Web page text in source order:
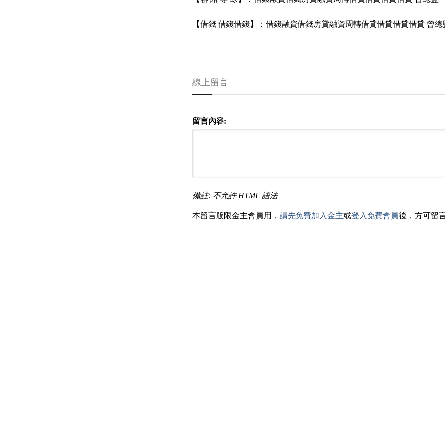
【借錢 借錢借錢】：借錢融資借錢房貸融資周轉借貸借貸借貸借貸 曾總
線上留言
留言內容:
備註: 不允許 HTML 語法
本留言版限金主會員用， 請先免費加入金主或登入免費會員後，方可留